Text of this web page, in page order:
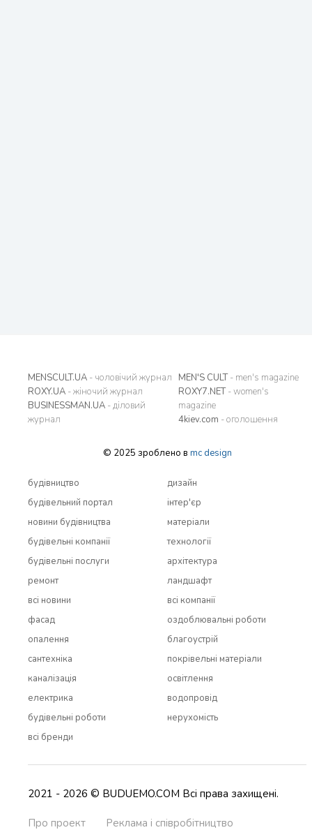
MENSCULT.UA - чоловічий журнал
ROXY.UA - жіночий журнал
BUSINESSMAN.UA - діловий
журнал
MEN'S CULT- men's magazine
ROXY7.NET- women's
magazine
4kiev.com - оголошення
© 2025 зроблено в mc design
будівництво
будівельний портал
новини будівництва
будівельні компанії
будівельні послуги
ремонт
всi новини
дизайн
інтер'єр
матеріали
технології
архітектура
ландшафт
всi компанії
фасад
опалення
сантехніка
каналізація
електрика
будівельні роботи
всi бренди
оздоблювальні роботи
благоустрій
покрівельні матеріали
освітлення
водопровід
нерухомість
2021 - 2026 © BUDUEMO.COM Всі права захищені.
Про проект Реклама і співробітництво